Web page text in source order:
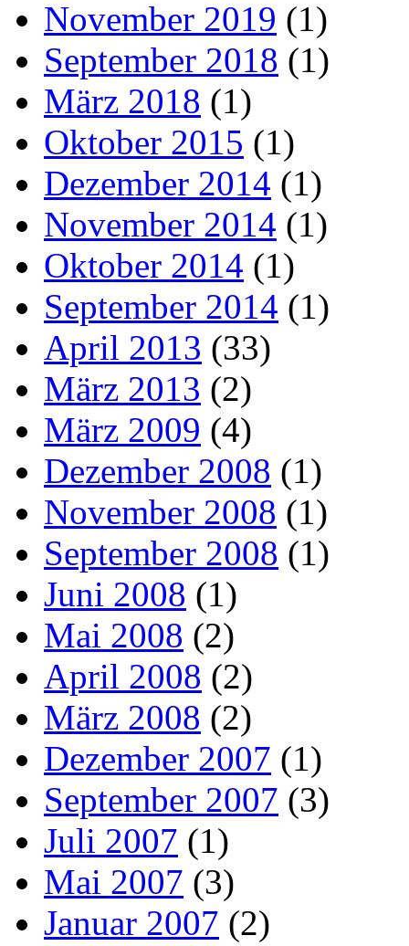
November 2019 (1)
September 2018 (1)
März 2018 (1)
Oktober 2015 (1)
Dezember 2014 (1)
November 2014 (1)
Oktober 2014 (1)
September 2014 (1)
April 2013 (33)
März 2013 (2)
März 2009 (4)
Dezember 2008 (1)
November 2008 (1)
September 2008 (1)
Juni 2008 (1)
Mai 2008 (2)
April 2008 (2)
März 2008 (2)
Dezember 2007 (1)
September 2007 (3)
Juli 2007 (1)
Mai 2007 (3)
Januar 2007 (2)